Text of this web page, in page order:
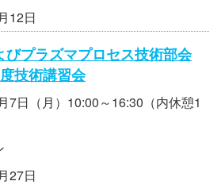
12日
びプラズマプロセス技術部会
技術講習会
7日（月）10:00～16:30（内休憩1
27日